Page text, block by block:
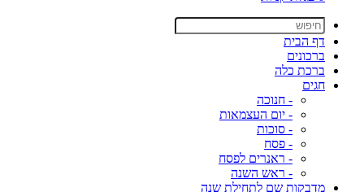
דף הבית
ברכונים
ברכת כלה
חגים
- חנוכה
- יום העצמאות
- סוכות
- פסח
- ראנרים לפסח
- ראש השנה
מדבקות שם לתחילת שנה